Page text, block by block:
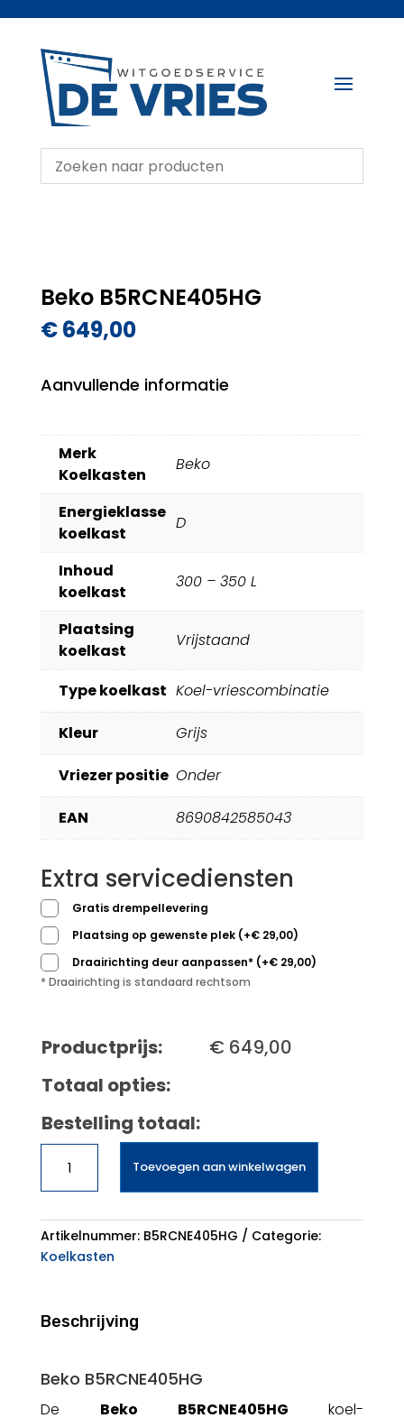
Beko B5RCNE405HG
€649,00
Aanvullende informatie
Merk
Koelkasten
Beko
Energieklasse
koelkast
D
Inhoud
koelkast
300 – 350 L
Plaatsing
koelkast
Vrijstaand
Type koelkast Koel-vriescombinatie
Kleur Grijs
Vriezer positie Onder
EAN 8690842585043
Extra servicediensten
Gratis drempellevering
Plaatsing op gewenste plek (+€29,00)
Draairichting deur aanpassen* (+€29,00)
* Draairichting is standaard rechtsom
Productprijs: €649,00
Totaal opties:
Bestelling totaal:
B5RCNE405HG
aantal
Toevoegen aan winkelwagen
Artikelnummer: B5RCNE405HG
Categorie:
Koelkasten
Beschrijving
Beko B5RCNE405HG
De Beko B5RCNE405HGkoel-